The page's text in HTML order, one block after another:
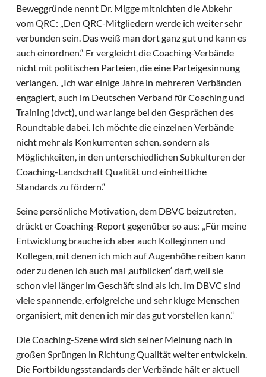
Beweggründe nennt Dr. Migge mitnichten die Abkehr
vom QRC: „Den QRC-Mitgliedern werde ich weiter sehr
verbunden sein. Das weiß man dort ganz gut und kann es
auch einordnen.“ Er vergleicht die Coaching-Verbände
nicht mit politischen Parteien, die eine Parteigesinnung
verlangen. „Ich war einige Jahre in mehreren Verbänden
engagiert, auch im Deutschen Verband für Coaching und
Training (dvct), und war lange bei den Gesprächen des
Roundtable dabei. Ich möchte die einzelnen Verbände
nicht mehr als Konkurrenten sehen, sondern als
Möglichkeiten, in den unterschiedlichen Subkulturen der
Coaching-Landschaft Qualität und einheitliche
Standards zu fördern.“
Seine persönliche Motivation, dem DBVC beizutreten,
drückt er Coaching-Report gegenüber so aus: „Für meine
Entwicklung brauche ich aber auch Kolleginnen und
Kollegen, mit denen ich mich auf Augenhöhe reiben kann
oder zu denen ich auch mal ‚aufblicken‘ darf, weil sie
schon viel länger im Geschäft sind als ich. Im DBVC sind
viele spannende, erfolgreiche und sehr kluge Menschen
organisiert, mit denen ich mir das gut vorstellen kann.“
Die Coaching-Szene wird sich seiner Meinung nach in
großen Sprüngen in Richtung Qualität weiter entwickeln.
Die Fortbildungsstandards der Verbände hält er aktuell